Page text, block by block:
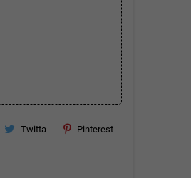
Twitta Pinterest